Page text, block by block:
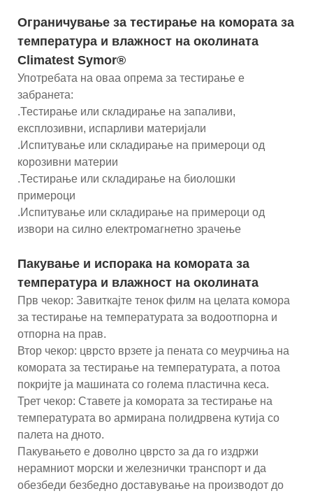
Ограничување за тестирање на комората за
температура и влажност на околината
Climatest Symor®
Употребата на оваа опрема за тестирање е
забранета:
.Тестирање или складирање на запаливи,
експлозивни, испарливи материјали
.Испитување или складирање на примероци од
корозивни материи
.Тестирање или складирање на биолошки
примероци
.Испитување или складирање на примероци од
извори на силно електромагнетно зрачење
Пакување и испорака на комората за
температура и влажност на околината
Прв чекор: Завиткајте тенок филм на целата комора
за тестирање на температурата за водоотпорна и
отпорна на прав.
Втор чекор: цврсто врзете ја пената со меурчиња на
комората за тестирање на температурата, а потоа
покријте ја машината со голема пластична кеса.
Трет чекор: Ставете ја комората за тестирање на
температурата во армирана полидрвена кутија со
палета на дното.
Пакувањето е доволно цврсто за да го издржи
нерамниот морски и железнички транспорт и да
обезбеди безбедно доставување на производот до